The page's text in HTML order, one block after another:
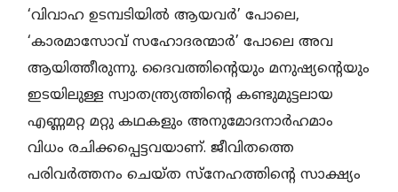
‘വിവാഹ ഉടമ്പടിയില്‍ ആയവര്‍’ പോലെ,
‘കാരമാസോവ് സഹോദരന്മാര്‍’ പോലെ അവ
ആയിത്തീരുന്നു. ദൈവത്തിന്റെയും മനുഷ്യന്റെയും
ഇടയിലുള്ള സ്വാതന്ത്ര്യത്തിന്റെ കണ്ടുമുട്ടലായ
എണ്ണമറ്റ മറ്റു കഥകളും അനുമോദനാര്‍ഹമാം
വിധം രചിക്കപ്പെട്ടവയാണ്. ജീവിതത്തെ
പരിവര്‍ത്തനം ചെയ്ത സ്നേഹത്തിന്റെ സാക്ഷ്യം